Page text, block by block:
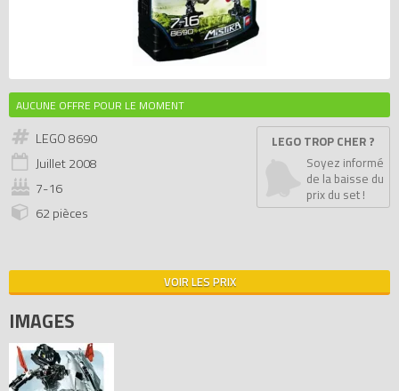
AUCUNE OFFRE POUR LE MOMENT
LEGO 8690
Juillet2008
7-16
62 pièces
LEGO TROP CHER ?
Soyez informé
de la baisse du
prix du set !
VOIR LES PRIX
IMAGES